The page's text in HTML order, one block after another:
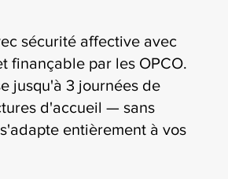
sécurité affective avec
finançable par les OPCO.
jusqu'à 3 journées de
d'accueil — sans
entièrement à vos